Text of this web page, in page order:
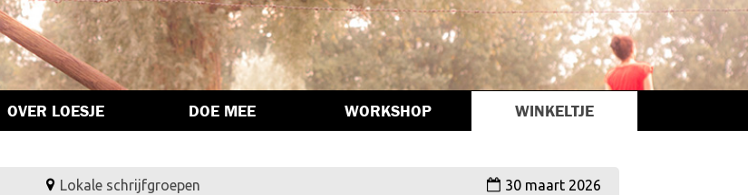
OVER LOESJE DOE MEE WORKSHOP WINKELTJE
Lokale schrijfgroepen 30 maart 2026